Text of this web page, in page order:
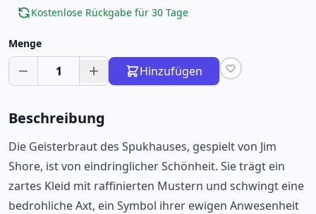
Kostenlose Rückgabe für 30 Tage
Menge
1 Hinzufügen
Beschreibung
Die Geisterbraut des Spukhauses, gespielt von Jim
Shore, ist von eindringlicher Schönheit. Sie trägt ein
zartes Kleid mit raffinierten Mustern und schwingt eine
bedrohliche Axt, ein Symbol ihrer ewigen Anwesenheit